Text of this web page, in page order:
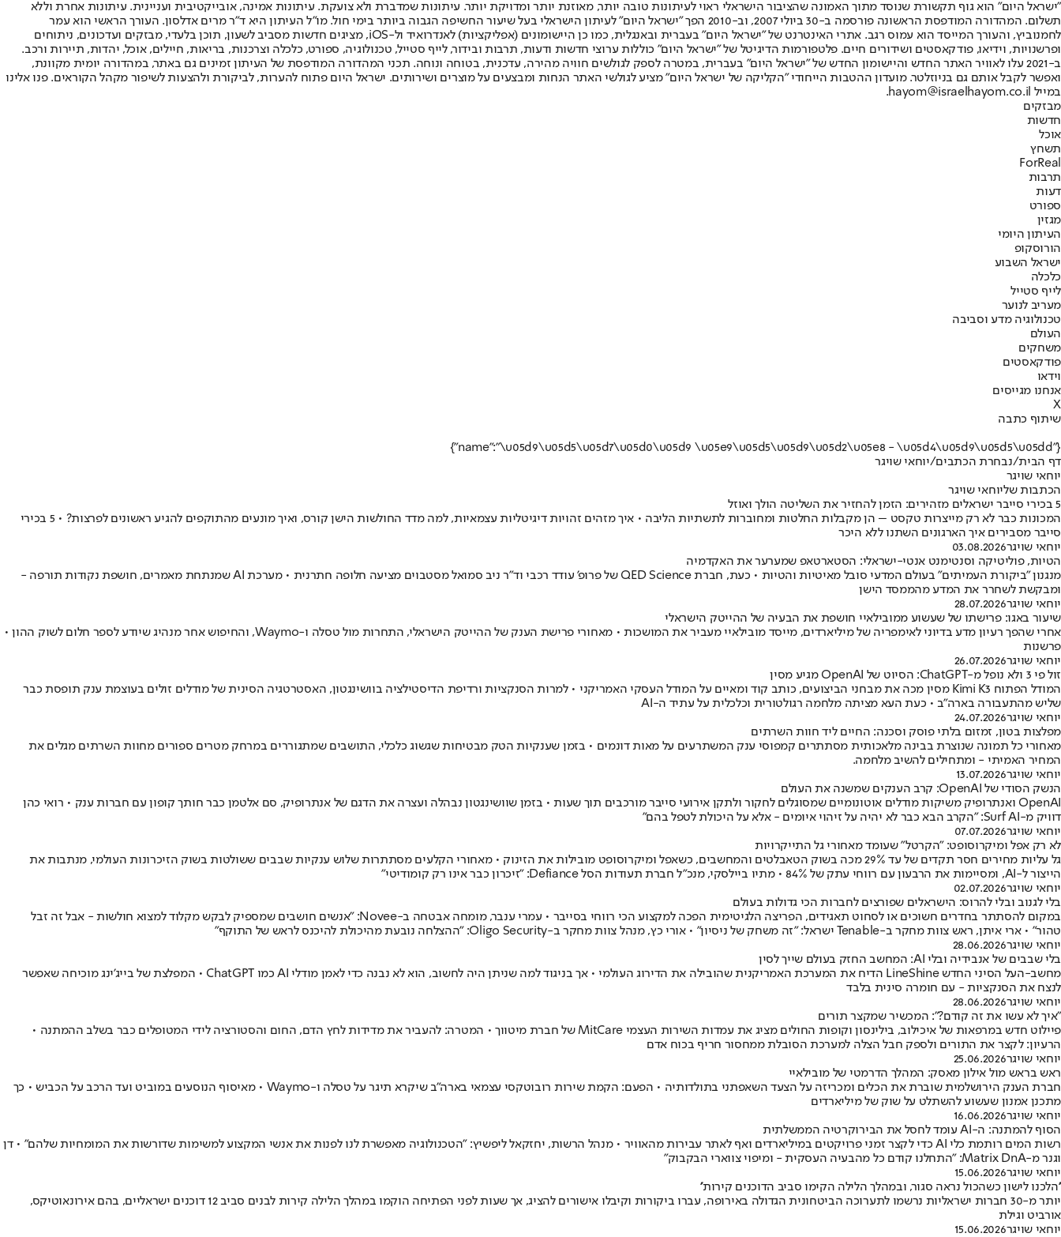
"ישראל היום" הוא גוף תקשורת שנוסד מתוך האמונה שהציבור הישראלי ראוי לעיתונות טובה יותר, מאוזנת יותר ומדויקת יותר. עיתונות שמדברת ולא צועקת. עיתונות אמינה, אובייקטיבית ועניינית. עיתונות אחרת וללא
תשלום. המהדורה המודפסת הראשונה פורסמה ב-30 ביולי 2007, וב-2010 הפך "ישראל היום" לעיתון הישראלי בעל שיעור החשיפה הגבוה ביותר בימי חול. מו"ל העיתון היא ד"ר מרים אדלסון. העורך הראשי הוא עמר
לחמנוביץ, והעורך המייסד הוא עמוס רגב. אתרי האינטרנט של "ישראל היום" בעברית ובאנגלית, כמו כן היישומונים (אפליקציות) לאנדרואיד ול-iOS, מציגים חדשות מסביב לשעון, תוכן בלעדי, מבזקים ועדכונים, ניתוחים
ופרשנויות, וידיאו, פודקאסטים ושידורים חיים. פלטפורמות הדיגיטל של "ישראל היום" כוללות ערוצי חדשות ודעות, תרבות ובידור, לייף סטייל, טכנולוגיה, ספורט, כלכלה וצרכנות, בריאות, חיילים, אוכל, יהדות, תיירות ורכב.
ב-2021 עלו לאוויר האתר החדש והיישומון החדש של "ישראל היום" בעברית, במטרה לספק לגולשים חוויה מהירה, עדכנית, בטוחה ונוחה. תכני המהדורה המודפסת של העיתון זמינים גם באתר, במהדורה יומית מקוונת,
ואפשר לקבל אותם גם בניוזלטר. מועדון ההטבות הייחודי "הקליקה של ישראל היום" מציע לגולשי האתר הנחות ומבצעים על מוצרים ושירותים. ישראל היום פתוח להערות, לביקורת ולהצעות לשיפור מקהל הקוראים. פנו אלינו
במייל hayom@israelhayom.co.il.
מבזקים
חדשות
אוכל
תשחץ
ForReal
תרבות
דעות
ספורט
מגזין
העיתון היומי
הורוסקופ
ישראל השבוע
כלכלה
לייף סטייל
מעריב לנוער
טכנולוגיה מדע וסביבה
העולם
משחקים
פודקאסטים
וידאו
אנחנו מגייסים
X
שיתוף כתבה
{"name":"\u05d9\u05d5\u05d7\u05d0\u05d9 \u05e9\u05d5\u05d9\u05d2\u05e8 - \u05d4\u05d9\u05d5\u05dd"}
דף הבית/נבחרת הכתבים/יוחאי שויגר
יוחאי שויגר
הכתבות שליוחאי שויגר
5 בכירי סייבר ישראלים מזהירים: הזמן להחזיר את השליטה הולך ואוזל
המכונות כבר לא רק מייצרות טקסט – הן מקבלות החלטות ומחוברות לתשתיות הליבה • איך מזהים זהויות דיגיטליות עצמאיות, למה מדד החולשות הישן קורס, ואיך מונעים מהתוקפים להגיע ראשונים לפרצות? • 5 בכירי
סייבר מסבירים איך הארגונים השתנו ללא היכר
יוחאי שויגר03.08.2026
הטיות, פוליטיקה וסנטימנט אנטי-ישראלי: הסטארטאפ שמערער את האקדמיה
מנגנון "ביקורת העמיתים" בעולם המדעי סובל מאיטיות והטיות • כעת, חברת QED Science של פרופ' עודד רכבי וד"ר ניב סמואל מסטבוים מציעה חלופה חתרנית • מערכת AI שמנתחת מאמרים, חושפת נקודות תורפה -
ומבקשת לשחרר את המדע מהממסד הישן
יוחאי שויגר28.07.2026
שיעור באגו: פרישתו של שעשוע ממובילאיי חושפת את הבעיה של ההייטק הישראלי
אחרי שהפך רעיון מדע בדיוני לאימפריה של מיליארדים, מייסד מובילאיי מעביר את המושכות • מאחורי פרישת הענק של ההייטק הישראלי, התחרות מול טסלה ו-Waymo, והחיפוש אחר מנהיג שיודע לספר חלום לשוק ההון •
פרשנות
יוחאי שויגר26.07.2026
זול פי 3 ולא נופל מ-ChatGPT: הסיוט של OpenAI מגיע מסין
המודל הפתוח Kimi K3 מסין מכה את מבחני הביצועים, כותב קוד ומאיים על המודל העסקי האמריקני • למרות הסנקציות ורדיפת הדיסטילציה בוושינגטון, האסטרטגיה הסינית של מודלים זולים בעוצמת ענק תופסת כבר
שליש מהתעבורה בארה"ב • כעת העא מציתה מלחמה רגולטורית וכלכלית על עתיד ה-AI
יוחאי שויגר24.07.2026
מפלצות בטון, זמזום בלתי פוסק וסכנה: החיים ליד חוות השרתים
מאחורי כל תמונה שנוצרת בבינה מלאכותית מסתתרים קמפוסי ענק המשתרעים על מאות דונמים • בזמן שענקיות הטק מבטיחות שגשוג כלכלי, התושבים שמתגוררים במרחק מטרים ספורים מחוות השרתים מגלים את
המחיר האמיתי - ומתחילים להשיב מלחמה.
יוחאי שויגר13.07.2026
הנשק הסודי של OpenAI: קרב הענקים שמשנה את העולם
OpenAI ואנתרופיק משיקות מודלים אוטונומיים שמסוגלים לחקור ולתקן אירועי סייבר מורכבים תוך שעות • בזמן שוושינגטון נבהלה ועצרה את הדגם של אנתרופיק, סם אלטמן כבר חותך קופון עם חברות ענק • רואי כהן
דוויק מ-Surf AI: "הקרב הבא כבר לא יהיה על זיהוי איומים - אלא על היכולת לטפל בהם"
יוחאי שויגר07.07.2026
לא רק אפל ומיקרוסופט: "הקרטל" שעומד מאחורי גל התייקרויות
גל עליות מחירים חסר תקדים של עד 29% מכה בשוק הטאבלטים והמחשבים, כשאפל ומיקרוסופט מובילות את הזינוק • מאחורי הקלעים מסתתרות שלוש ענקיות שבבים ששולטות בשוק הזיכרונות העולמי, מנתבות את
הייצור ל-AI, ומסיימות את הרבעון עם רווחי עתק של 84% • מתיו ביילסקי, מנכ"ל חברת תעודות הסל Defiance: "זיכרון כבר אינו רק קומודיטי"
יוחאי שויגר02.07.2026
בלי לגנוב ובלי להרוס: הישראלים שפורצים לחברות הכי גדולות בעולם
במקום להסתתר בחדרים חשוכים או לסחוט תאגידים, הפריצה הלגיטימית הפכה למקצוע הכי רווחי בסייבר • עמרי ענבר, מומחה אבטחה ב-Novee: "אנשים חושבים שמספיק לבקש מקלוד למצוא חולשות - אבל זה זבל
טהור" • ארי איתן, ראש צוות מחקר ב-Tenable ישראל: "זה משחק של ניסיון" • אורי כץ, מנהל צוות מחקר ב-Oligo Security: "ההצלחה נובעת מהיכולת להיכנס לראש של התוקף"
יוחאי שויגר28.06.2026
בלי שבבים של אנבידיה ובלי AI: המחשב החזק בעולם שייך לסין
מחשב-העל הסיני החדש LineShine הדיח את המערכת האמריקנית שהובילה את הדירוג העולמי • אך בניגוד למה שניתן היה לחשוב, הוא לא נבנה כדי לאמן מודלי AI כמו ChatGPT • המפלצת של בייג'ינג מוכיחה שאפשר
לנצח את הסנקציות - עם חומרה סינית בלבד
יוחאי שויגר28.06.2026
"איך לא עשו את זה קודם?": המכשיר שמקצר תורים
פיילוט חדש במרפאות של איכילוב, בילינסון וקופות החולים מציג את עמדות השירות העצמי MitCare של חברת מיטווך • המטרה: להעביר את מדידות לחץ הדם, החום והסטורציה לידי המטופלים כבר בשלב ההמתנה •
הרעיון: לקצר את התורים ולספק חבל הצלה למערכת הסובלת ממחסור חריף בכוח אדם
יוחאי שויגר25.06.2026
ראש בראש מול אילון מאסק: המהלך הדרמטי של מובילאיי
חברת הענק הירושלמית שוברת את הכלים ומכריזה על הצעד השאפתני בתולדותיה • הפעם: הקמת שירות רובוטקסי עצמאי בארה"ב שיקרא תיגר על טסלה ו-Waymo • מאיסוף הנוסעים במוביט ועד הרכב על הכביש • כך
מתכנן אמנון שעשוע להשתלט על שוק של מיליארדים
יוחאי שויגר16.06.2026
הסוף להמתנה: ה-AI עומד לחסל את הבירוקרטיה הממשלתית
רשות המים רותמת כלי AI כדי לקצר זמני פרויקטים במיליארדים ואף לאתר עבירות מהאוויר • מנהל הרשות, יחזקאל ליפשיץ: "הטכנולוגיה מאפשרת לנו לפנות את אנשי המקצוע למשימות שדורשות את המומחיות שלהם" • דן
וגנר מ-Matrix DnA: "התחלנו קודם כל מהבעיה העסקית - ומיפוי צווארי הבקבוק"
יוחאי שויגר15.06.2026
''הלכנו לישון כשהכול נראה סגור, ובמהלך הלילה הקימו סביב הדוכנים קירות''
יותר מ-30 חברות ישראליות נרשמו לתערוכה הביטחונית הגדולה באירופה, עברו ביקורות וקיבלו אישורים להציג, אך שעות לפני הפתיחה הוקמו במהלך הלילה קירות לבנים סביב 12 דוכנים ישראליים, בהם אירונאוטיקס,
אורביט וגילת
יוחאי שויגר15.06.2026